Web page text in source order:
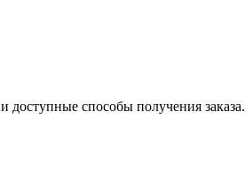
доступные способы получения заказа.